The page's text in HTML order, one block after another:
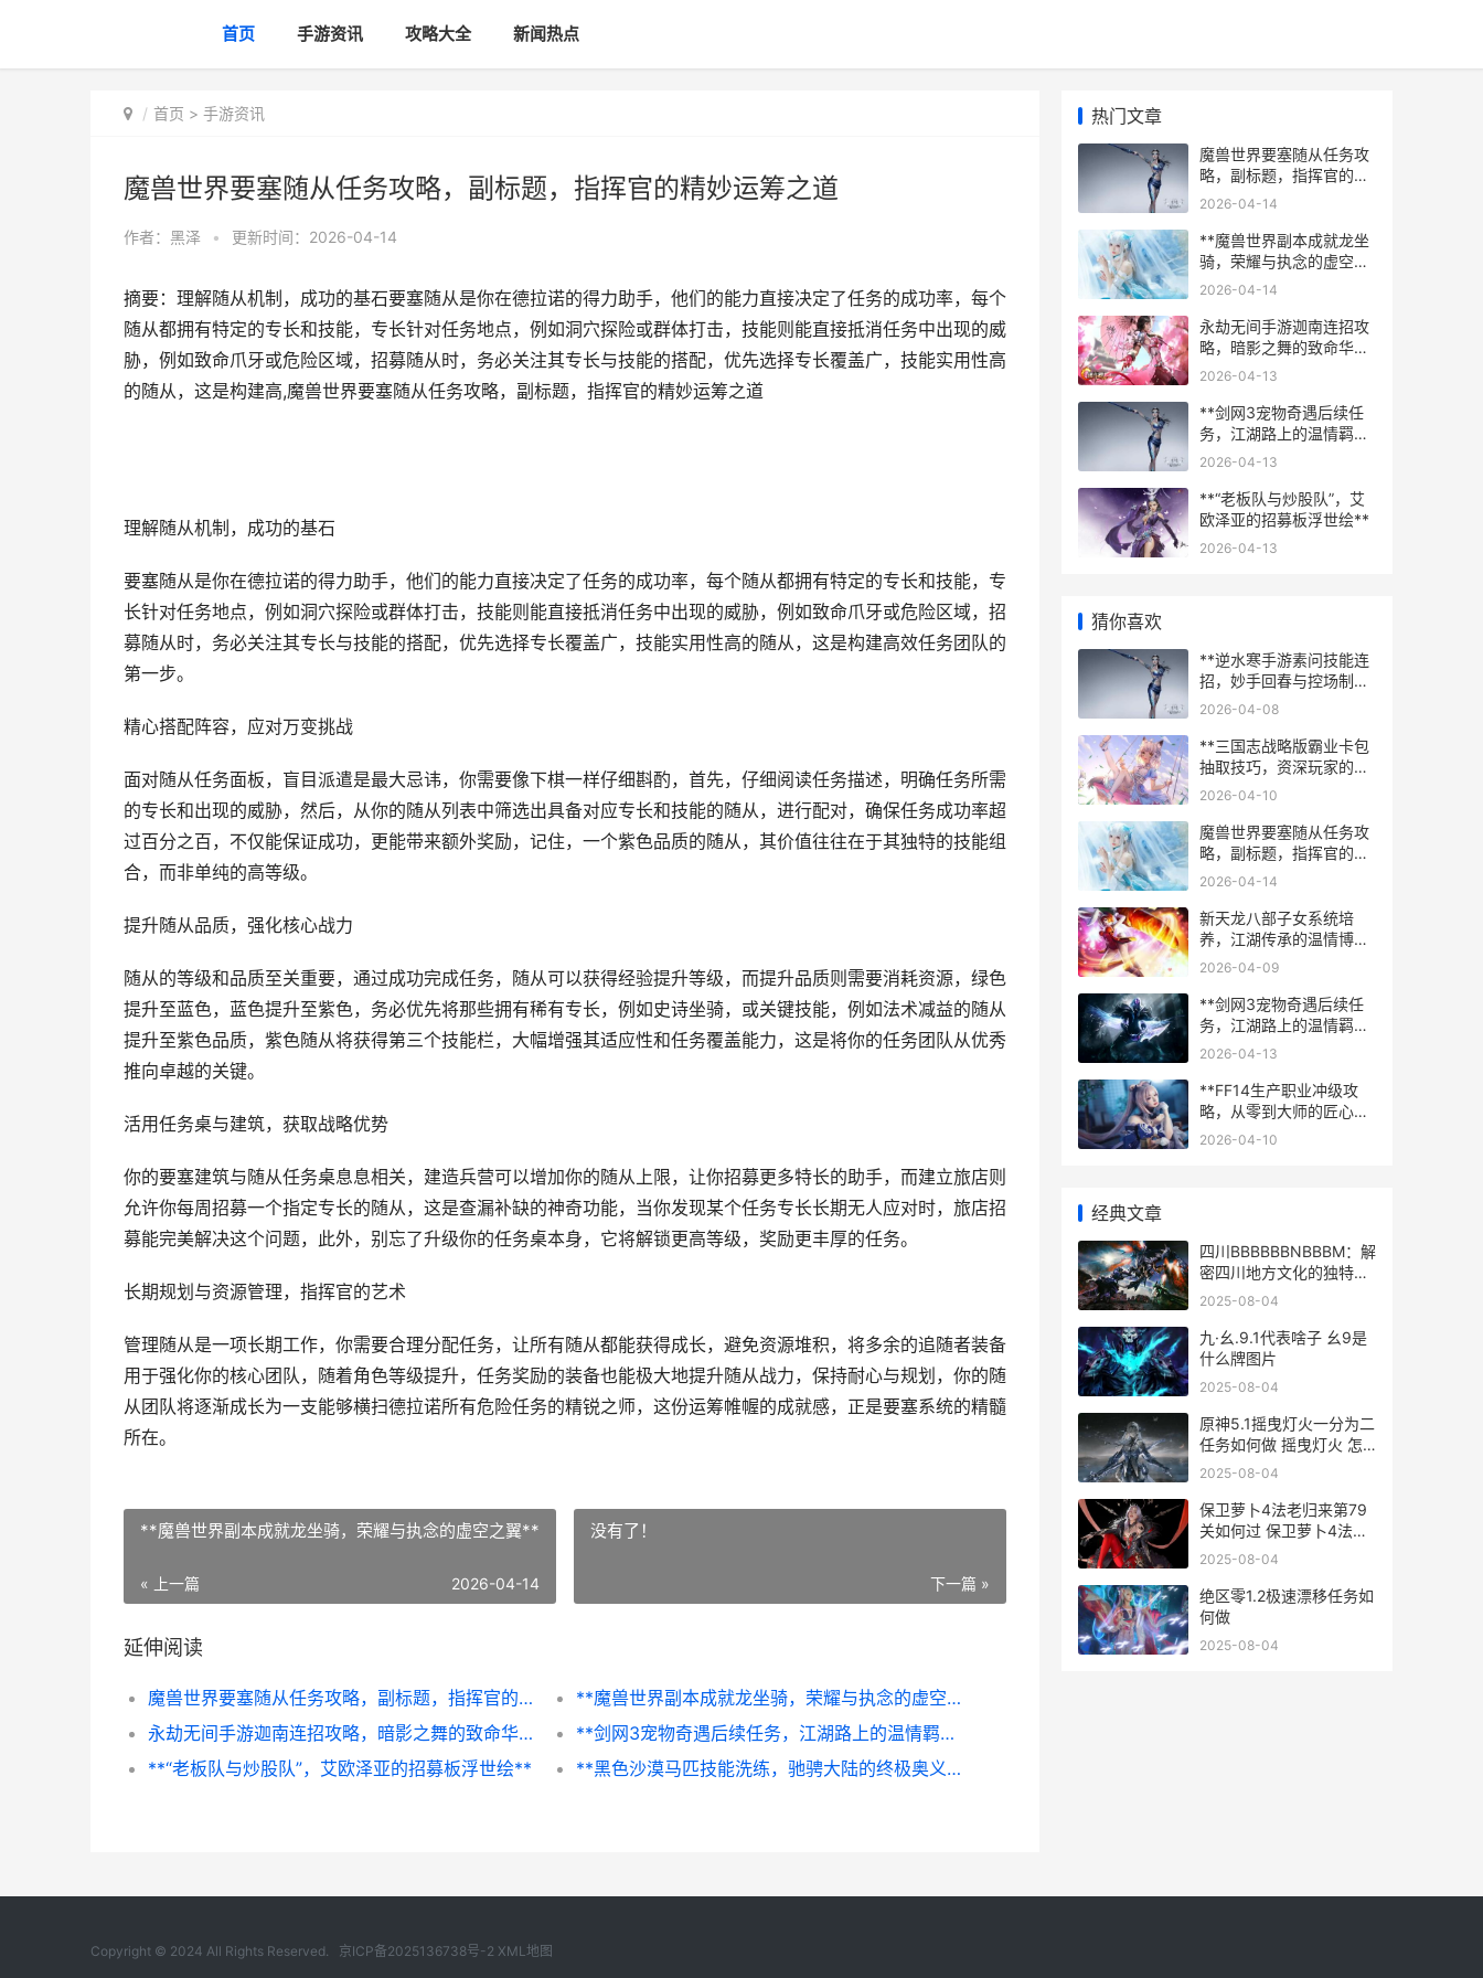
首页 手游资讯 攻略大全 新闻热点
首页 > 手游资讯
魔兽世界要塞随从任务攻略，副标题，指挥官的精妙运筹之道
作者： 黑泽 • 更新时间：2026-04-14
摘要：理解随从机制，成功的基石要塞随从是你在德拉诺的得力助手，他们的能力直接决定了任务的成功率，每个
随从都拥有特定的专长和技能，专长针对任务地点，例如洞穴探险或群体打击，技能则能直接抵消任务中出现的威
胁，例如致命爪牙或危险区域，招募随从时，务必关注其专长与技能的搭配，优先选择专长覆盖广，技能实用性高
的随从，这是构建高,魔兽世界要塞随从任务攻略，副标题，指挥官的精妙运筹之道
理解随从机制，成功的基石
要塞随从是你在德拉诺的得力助手，他们的能力直接决定了任务的成功率，每个随从都拥有特定的专长和技能，专
长针对任务地点，例如洞穴探险或群体打击，技能则能直接抵消任务中出现的威胁，例如致命爪牙或危险区域，招
募随从时，务必关注其专长与技能的搭配，优先选择专长覆盖广，技能实用性高的随从，这是构建高效任务团队的
第一步。
精心搭配阵容，应对万变挑战
面对随从任务面板，盲目派遣是最大忌讳，你需要像下棋一样仔细斟酌，首先，仔细阅读任务描述，明确任务所需
的专长和出现的威胁，然后，从你的随从列表中筛选出具备对应专长和技能的随从，进行配对，确保任务成功率超
过百分之百，不仅能保证成功，更能带来额外奖励，记住，一个紫色品质的随从，其价值往往在于其独特的技能组
合，而非单纯的高等级。
提升随从品质，强化核心战力
随从的等级和品质至关重要，通过成功完成任务，随从可以获得经验提升等级，而提升品质则需要消耗资源，绿色
提升至蓝色，蓝色提升至紫色，务必优先将那些拥有稀有专长，例如史诗坐骑，或关键技能，例如法术减益的随从
提升至紫色品质，紫色随从将获得第三个技能栏，大幅增强其适应性和任务覆盖能力，这是将你的任务团队从优秀
推向卓越的关键。
活用任务桌与建筑，获取战略优势
你的要塞建筑与随从任务桌息息相关，建造兵营可以增加你的随从上限，让你招募更多特长的助手，而建立旅店则
允许你每周招募一个指定专长的随从，这是查漏补缺的神奇功能，当你发现某个任务专长长期无人应对时，旅店招
募能完美解决这个问题，此外，别忘了升级你的任务桌本身，它将解锁更高等级，奖励更丰厚的任务。
长期规划与资源管理，指挥官的艺术
管理随从是一项长期工作，你需要合理分配任务，让所有随从都能获得成长，避免资源堆积，将多余的追随者装备
用于强化你的核心团队，随着角色等级提升，任务奖励的装备也能极大地提升随从战力，保持耐心与规划，你的随
从团队将逐渐成长为一支能够横扫德拉诺所有危险任务的精锐之师，这份运筹帷幄的成就感，正是要塞系统的精髓
所在。
**魔兽世界副本成就龙坐骑，荣耀与执念的虚空之翼**
« 上一篇 2026-04-14
没有了！
下一篇 »
延伸阅读
魔兽世界要塞随从任务攻略，副标题，指挥官的精妙运筹之道
**魔兽世界副本成就龙坐骑，荣耀与执念的虚空之翼**
永劫无间手游迦南连招攻略，暗影之舞的致命华尔兹
**剑网3宠物奇遇后续任务，江湖路上的温情羁绊，副标题，一段与伙伴同行的独特旅程**
**“老板队与炒股队”，艾欧泽亚的招募板浮世绘**
**黑色沙漠马匹技能洗练，驰骋大陆的终极奥义，副标题，从驯马师到赛道王者的蜕变之路**
热门文章
魔兽世界要塞随从任务攻
略，副标题，指挥官的精
妙运筹之道
2026-04-14
**魔兽世界副本成就龙坐
骑，荣耀与执念的虚空之
翼**
2026-04-14
永劫无间手游迦南连招攻
略，暗影之舞的致命华尔
兹
2026-04-13
**剑网3宠物奇遇后续任
务，江湖路上的温情羁
绊，副标题，一段与伙伴
2026-04-13
**“老板队与炒股队”，艾
欧泽亚的招募板浮世绘**
2026-04-13
猜你喜欢
**逆水寒手游素问技能连
招，妙手回春与控场制胜
之道**
2026-04-08
**三国志战略版霸业卡包
抽取技巧，资深玩家的策
略与心得**
2026-04-10
魔兽世界要塞随从任务攻
略，副标题，指挥官的精
妙运筹之道
2026-04-14
新天龙八部子女系统培
养，江湖传承的温情博
弈，副标题，论血脉延续
2026-04-09
**剑网3宠物奇遇后续任
务，江湖路上的温情羁
绊，副标题，一段与伙伴
2026-04-13
**FF14生产职业冲级攻
略，从零到大师的匠心之
路**
2026-04-10
经典文章
四川BBBBBBNBBBM：解
密四川地方文化的独特现
象及其影响 四川
2025-08-04
九·幺.9.1代表啥子 幺9是
什么牌图片
2025-08-04
原神5.1摇曳灯火一分为二
任务如何做 摇曳灯火 怎
么触发
2025-08-04
保卫萝卜4法老归来第79
关如何过 保卫萝卜4法老
归来90关攻略
2025-08-04
绝区零1.2极速漂移任务如
何做
2025-08-04
Copyright © 2024 All Rights Reserved. 京ICP备2025136738号-2 XML地图